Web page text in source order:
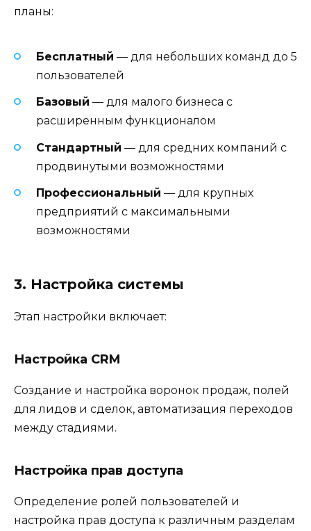
планы:
Бесплатный — для небольших команд до 5
пользователей
Базовый — для малого бизнеса с
расширенным функционалом
Стандартный — для средних компаний с
продвинутыми возможностями
Профессиональный — для крупных
предприятий с максимальными
возможностями
3. Настройка системы
Этап настройки включает:
Настройка CRM
Создание и настройка воронок продаж, полей
для лидов и сделок, автоматизация переходов
между стадиями.
Настройка прав доступа
Определение ролей пользователей и
настройка прав доступа к различным разделам